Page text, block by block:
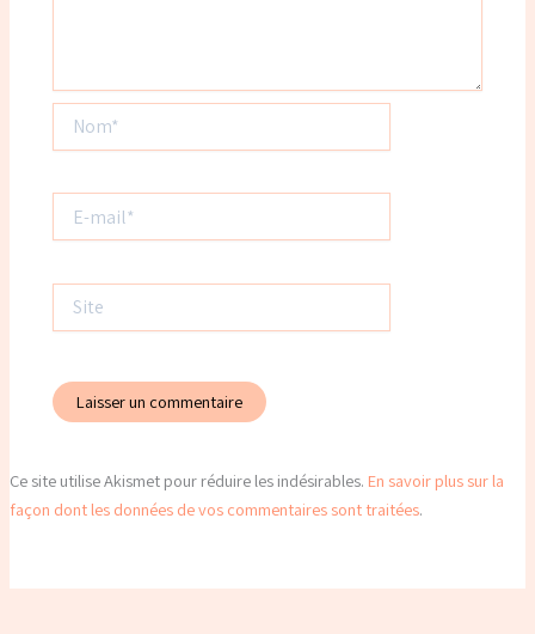
mail*
Ce site utilise Akismet pour réduire les indésirables. En savoir plus sur la
façon dont les données de vos commentaires sont traitées.